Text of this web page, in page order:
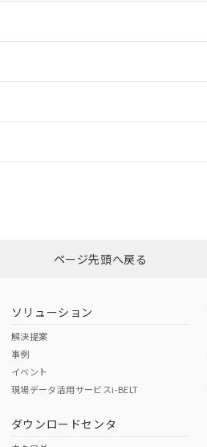
はこちらページ先頭へ戻る
ソリューション
解決提案
事例
イベント
現場データ活用サービスi-BELT
ダウンロードセンタ